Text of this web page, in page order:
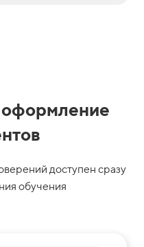
доступен сразу
обучения